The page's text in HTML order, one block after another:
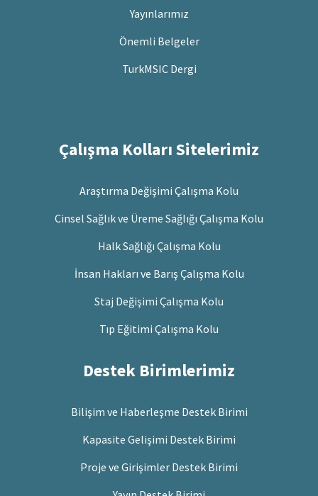
Yayınlarımız
Önemli Belgeler
TurkMSIC Dergi
Çalışma Kolları Sitelerimiz
Araştırma Değişimi Çalışma Kolu
Cinsel Sağlık ve Üreme Sağlığı Çalışma Kolu
Halk Sağlığı Çalışma Kolu
İnsan Hakları ve Barış Çalışma Kolu
Staj Değişimi Çalışma Kolu
Tıp Eğitimi Çalışma Kolu
Destek Birimlerimiz
Bilişim ve Haberleşme Destek Birimi
Kapasite Gelişimi Destek Birimi
Proje ve Girişimler Destek Birimi